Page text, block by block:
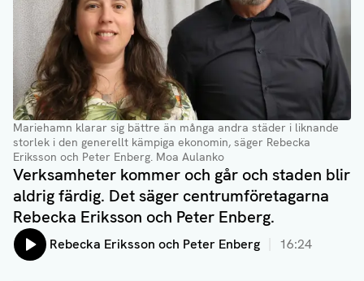
Mariehamn klarar sig bättre än många andra städer i liknande
storlek i den generellt kämpiga ekonomin, säger Rebecka
Eriksson och Peter Enberg. Moa Aulanko
Verksamheter kommer och går och staden blir
aldrig färdig. Det säger centrumföretagarna
Rebecka Eriksson och Peter Enberg.
Lyssna på:
Rebecka Eriksson och Peter Enberg 16:24